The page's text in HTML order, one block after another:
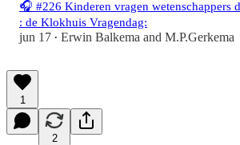
🎧 #226 Kinderen vragen wetenschappers
: de Klokhuis Vragendag:
jun 17 • Erwin Balkema and M.P.Gerkema
1
2